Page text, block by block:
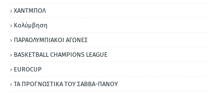
ΧΑΝΤΜΠΟΛ
Κολύμβηση
ΠΑΡΑΟΛΥΜΠΙΑΚΟΙ ΑΓΩΝΕΣ
BASKETBALL CHAMPIONS LEAGUE
EUROCUP
ΤΑ ΠΡΟΓΝΩΣΤΙΚΑ ΤΟΥ ΣΑΒΒΑ-ΠΑΝΟΥ